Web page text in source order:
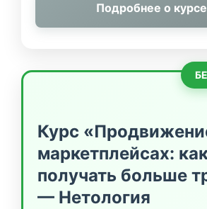
Подробнее о
Курс
маркетплейсах:
получать больше
— Нетология